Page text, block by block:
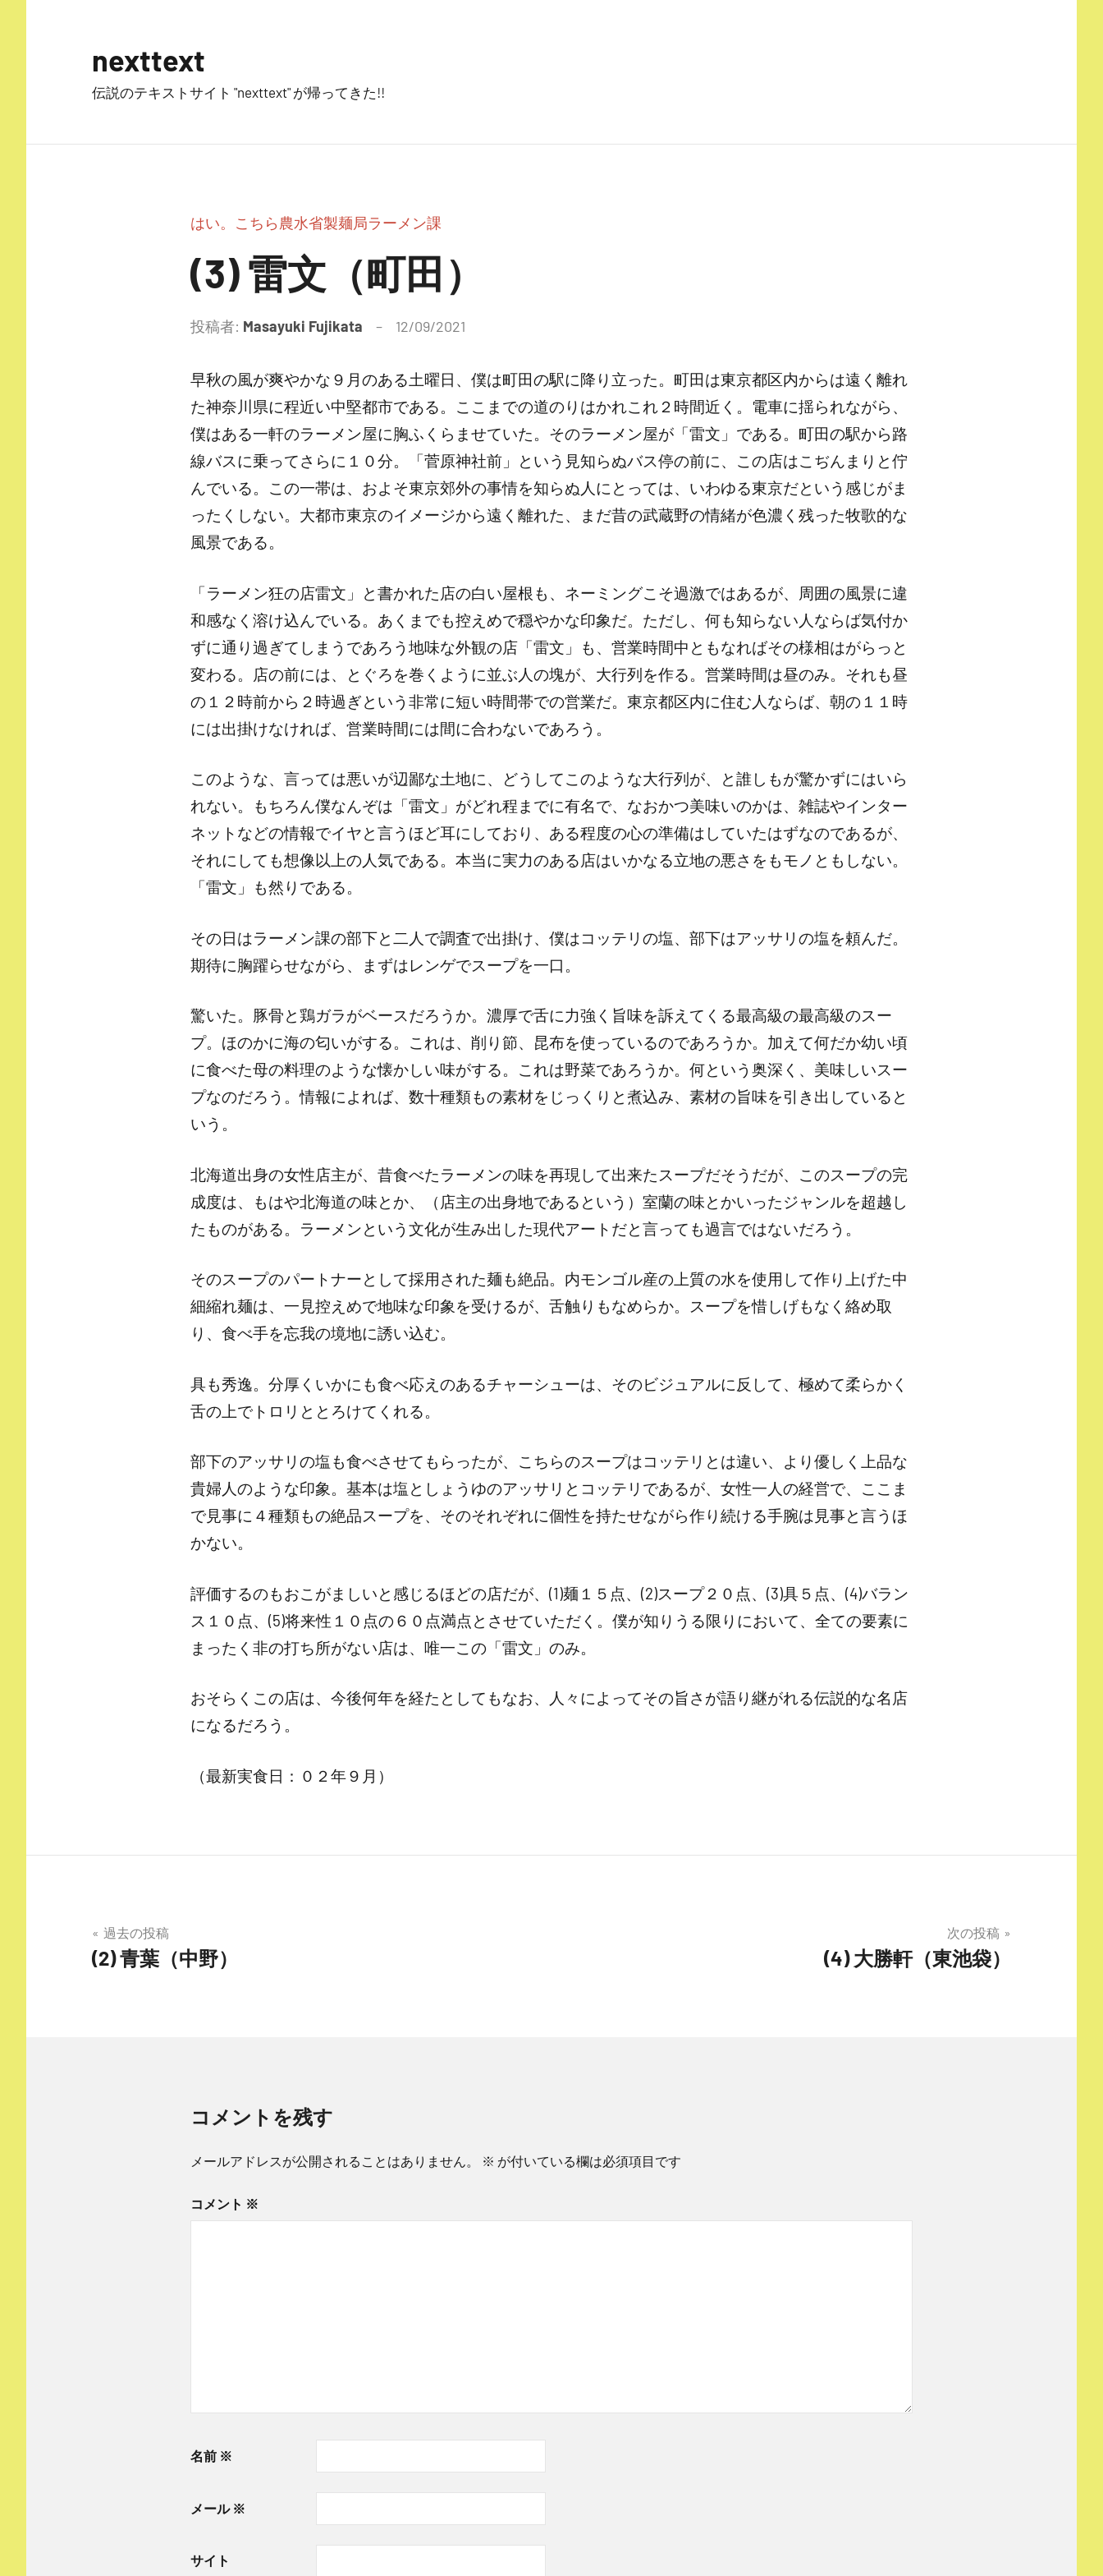
ス
nexttext
伝説のテキストサイト "nexttext" が帰ってきた!!
はい。こちら農水省製麺局ラーメン課
(3) 雷文（町田）
投稿者: Masayuki Fujikata 12/09/2021
ン
ト
は
あ
り
早秋の風が爽やかな９月のある土曜日、僕は町田の駅に降り立った。町田は東京都区内からは遠く離れ
た神奈川県に程近い中堅都市である。ここまでの道のりはかれこれ２時間近く。電車に揺られながら、
僕はある一軒のラーメン屋に胸ふくらませていた。そのラーメン屋が「雷文」である。町田の駅から路
線バスに乗ってさらに１０分。「菅原神社前」という見知らぬバス停の前に、この店はこぢんまりと佇
んでいる。この一帯は、およそ東京郊外の事情を知らぬ人にとっては、いわゆる東京だという感じがま
ったくしない。大都市東京のイメージから遠く離れた、まだ昔の武蔵野の情緒が色濃く残った牧歌的な
風景である。
「ラーメン狂の店雷文」と書かれた店の白い屋根も、ネーミングこそ過激ではあるが、周囲の風景に違
和感なく溶け込んでいる。あくまでも控えめで穏やかな印象だ。ただし、何も知らない人ならば気付か
ずに通り過ぎてしまうであろう地味な外観の店「雷文」も、営業時間中ともなればその様相はがらっと
変わる。店の前には、とぐろを巻くように並ぶ人の塊が、大行列を作る。営業時間は昼のみ。それも昼
の１２時前から２時過ぎという非常に短い時間帯での営業だ。東京都区内に住む人ならば、朝の１１時
には出掛けなければ、営業時間には間に合わないであろう。
このような、言っては悪いが辺鄙な土地に、どうしてこのような大行列が、と誰しもが驚かずにはいら
れない。もちろん僕なんぞは「雷文」がどれ程までに有名で、なおかつ美味いのかは、雑誌やインター
ネットなどの情報でイヤと言うほど耳にしており、ある程度の心の準備はしていたはずなのであるが、
それにしても想像以上の人気である。本当に実力のある店はいかなる立地の悪さをもモノともしない。
「雷文」も然りである。
その日はラーメン課の部下と二人で調査で出掛け、僕はコッテリの塩、部下はアッサリの塩を頼んだ。
期待に胸躍らせながら、まずはレンゲでスープを一口。
驚いた。豚骨と鶏ガラがベースだろうか。濃厚で舌に力強く旨味を訴えてくる最高級の最高級のスー
プ。ほのかに海の匂いがする。これは、削り節、昆布を使っているのであろうか。加えて何だか幼い頃
に食べた母の料理のような懐かしい味がする。これは野菜であろうか。何という奥深く、美味しいスー
プなのだろう。情報によれば、数十種類もの素材をじっくりと煮込み、素材の旨味を引き出していると
いう。
北海道出身の女性店主が、昔食べたラーメンの味を再現して出来たスープだそうだが、このスープの完
成度は、もはや北海道の味とか、（店主の出身地であるという）室蘭の味とかいったジャンルを超越し
たものがある。ラーメンという文化が生み出した現代アートだと言っても過言ではないだろう。
そのスープのパートナーとして採用された麺も絶品。内モンゴル産の上質の水を使用して作り上げた中
細縮れ麺は、一見控えめで地味な印象を受けるが、舌触りもなめらか。スープを惜しげもなく絡め取
り、食べ手を忘我の境地に誘い込む。
具も秀逸。分厚くいかにも食べ応えのあるチャーシューは、そのビジュアルに反して、極めて柔らかく
舌の上でトロリととろけてくれる。
部下のアッサリの塩も食べさせてもらったが、こちらのスープはコッテリとは違い、より優しく上品な
貴婦人のような印象。基本は塩としょうゆのアッサリとコッテリであるが、女性一人の経営で、ここま
で見事に４種類もの絶品スープを、そのそれぞれに個性を持たせながら作り続ける手腕は見事と言うほ
かない。
評価するのもおこがましいと感じるほどの店だが、(1)麺１５点、(2)スープ２０点、(3)具５点、(4)バラン
ス１０点、(5)将来性１０点の６０点満点とさせていただく。僕が知りうる限りにおいて、全ての要素に
まったく非の打ち所がない店は、唯一この「雷文」のみ。
おそらくこの店は、今後何年を経たとしてもなお、人々によってその旨さが語り継がれる伝説的な名店
になるだろう。
（最新実食日：０２年９月）
投
稿
過去の投稿
(2) 青葉（中野）
次の投稿
(4) 大勝軒（東池袋）
コメントを残す
メールアドレスが公開されることはありません。 ※ が付いている欄は必須項目です
コメント ※
名前 ※
メール ※
サイト